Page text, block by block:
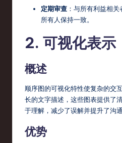
in
o
ft
w
定期审查 ：与所有利益相
所有人保持一致。
2. 可视化表示
概述
顺序图的可视化特性使复杂的交
长的文字描述，这些图表提供了
于理解，减少了误解并提升了沟通
优势